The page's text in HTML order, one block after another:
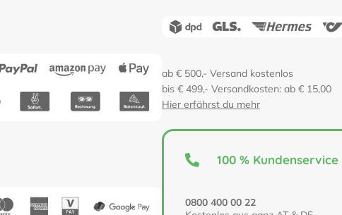
ab € 500,- Versand kostenlos
bis € 499,- Versandkosten: ab € 15,00
Hier erfährst du mehr
100 % Kundenservice
0800 400 00 22